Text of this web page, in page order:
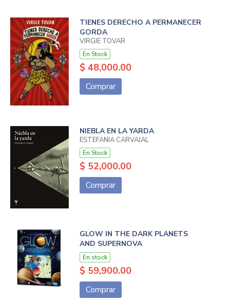
TIENES DERECHO A PERMANECER
GORDA
VIRGIE TOVAR
En Stock
$ 48,000.00
Comprar
NIEBLA EN LA YARDA
ESTEFANIA CARVAJAL
En Stock
$ 52,000.00
Comprar
GLOW IN THE DARK PLANETS
AND SUPERNOVA
En stock
$ 59,900.00
Comprar